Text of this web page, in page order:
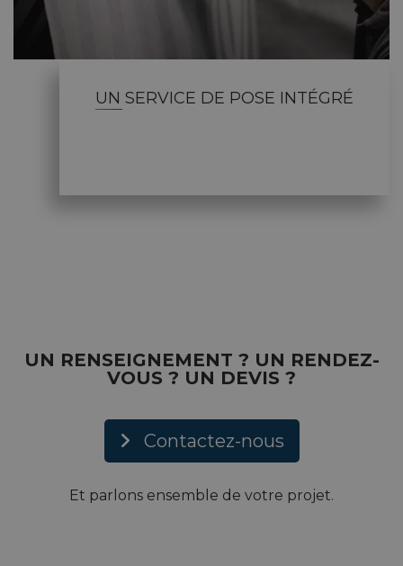
UN SERVICE DE POSE INTÉGRÉ
UN RENSEIGNEMENT ? UN RENDEZ-
VOUS ? UN DEVIS ?
Contactez-nous
Et parlons ensemble de votre projet.